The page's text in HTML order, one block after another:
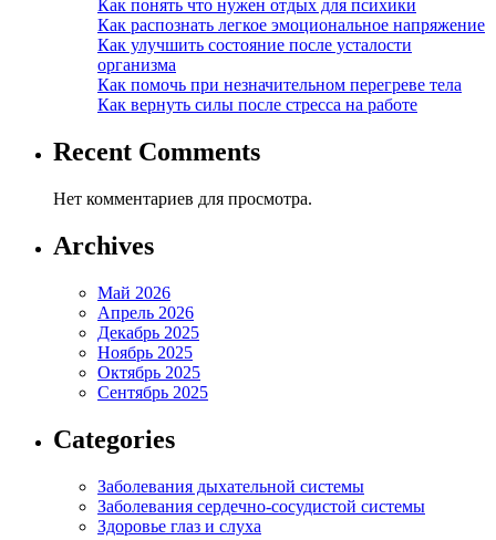
Как понять что нужен отдых для психики
Как распознать легкое эмоциональное напряжение
Как улучшить состояние после усталости
организма
Как помочь при незначительном перегреве тела
Как вернуть силы после стресса на работе
Recent Comments
Нет комментариев для просмотра.
Archives
Май 2026
Апрель 2026
Декабрь 2025
Ноябрь 2025
Октябрь 2025
Сентябрь 2025
Categories
Заболевания дыхательной системы
Заболевания сердечно-сосудистой системы
Здоровье глаз и слуха